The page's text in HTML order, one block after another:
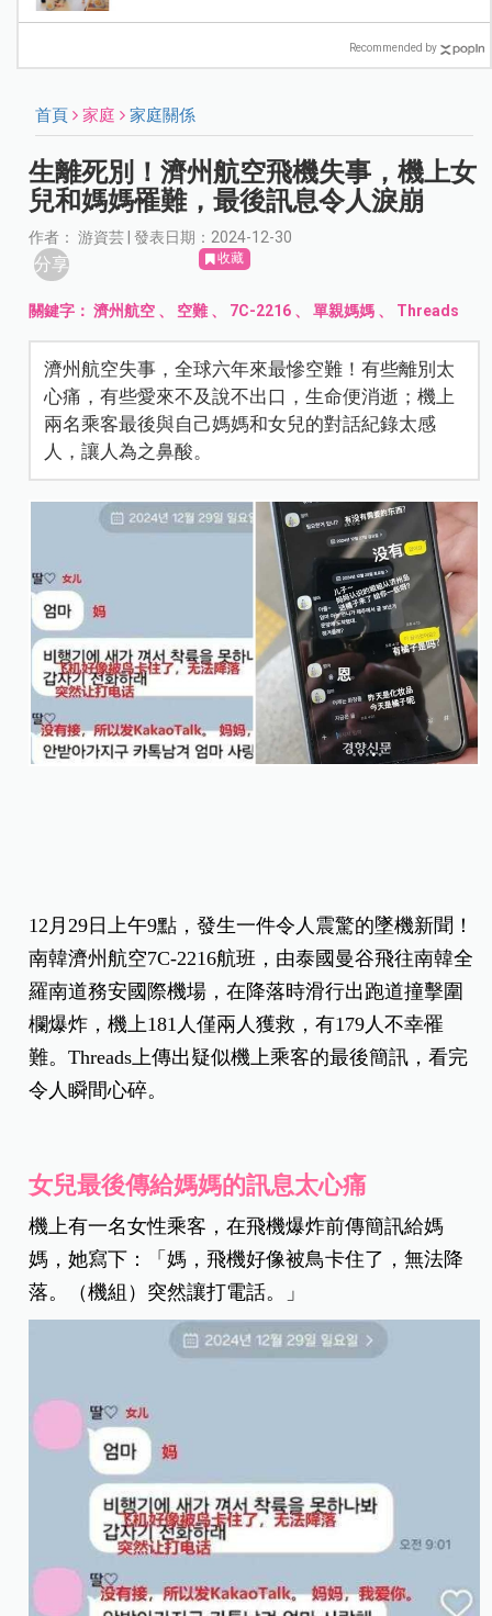
Recommended by
首頁 家庭 家庭關係
生離死別！濟州航空飛機失事，機上女
兒和媽媽罹難，最後訊息令人淚崩
作者： 游資芸 | 發表日期：2024-12-30
分享 收藏
關鍵字：濟州航空 、 空難、 7C-2216 、單親媽媽 、 Threads
濟州航空失事，全球六年來最慘空難！有些離別太
心痛，有些愛來不及說不出口，生命便消逝；機上
兩名乘客最後與自己媽媽和女兒的對話紀錄太感
人，讓人為之鼻酸。
12月29日上午9點，發生一件令人震驚的墜機新聞！
南韓濟州航空7C-2216航班，由泰國曼谷飛往南韓全
羅南道務安國際機場，在降落時滑行出跑道撞擊圍
欄爆炸，機上181人僅兩人獲救，有179人不幸罹
難。Threads上傳出疑似機上乘客的最後簡訊，看完
令人瞬間心碎。
女兒最後傳給媽媽的訊息太心痛
機上有一名女性乘客，在飛機爆炸前傳簡訊給媽
媽，她寫下：「媽，飛機好像被鳥卡住了，無法降
落。（機組）突然讓打電話。」